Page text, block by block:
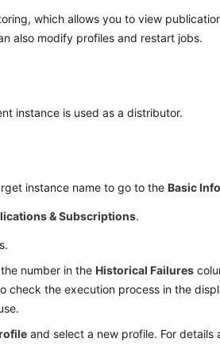
which allows you to view
also modify profiles and restart jobs.
instance is used as a distributor.
instance name to go to theBasic
& Subscriptions.
number in theHistorical Failures
check the execution process in the
and select a new profile. For details